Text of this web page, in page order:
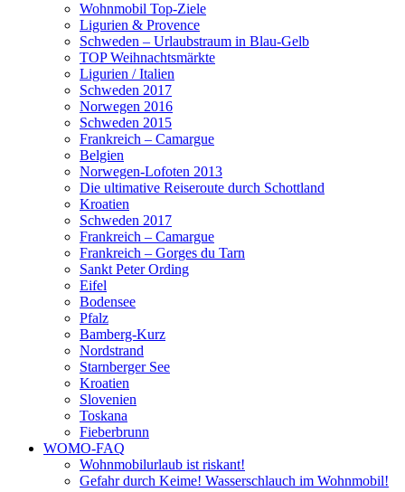
Wohnmobil Top-Ziele
Ligurien & Provence
Schweden – Urlaubstraum in Blau-Gelb
TOP Weihnachtsmärkte
Ligurien / Italien
Schweden 2017
Norwegen 2016
Schweden 2015
Frankreich – Camargue
Belgien
Norwegen-Lofoten 2013
Die ultimative Reiseroute durch Schottland
Kroatien
Schweden 2017
Frankreich – Camargue
Frankreich – Gorges du Tarn
Sankt Peter Ording
Eifel
Bodensee
Pfalz
Bamberg-Kurz
Nordstrand
Starnberger See
Kroatien
Slovenien
Toskana
Fieberbrunn
WOMO-FAQ
Wohnmobilurlaub ist riskant!
Gefahr durch Keime! Wasserschlauch im Wohnmobil!